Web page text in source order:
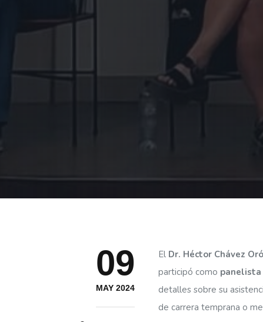
09
MAY 2024
El Dr. Héctor Chávez
participó como panelista
detalles sobre su
de carrera temprana o